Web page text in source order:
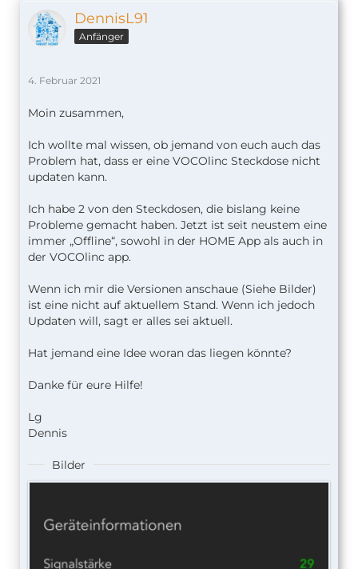
DennisL91
Anfänger
4. Februar 2021
Moin zusammen,
Ich wollte mal wissen, ob jemand von euch auch das
Problem hat, dass er eine VOCOlinc Steckdose nicht
updaten kann.
Ich habe 2 von den Steckdosen, die bislang keine
Probleme gemacht haben. Jetzt ist seit neustem eine
immer „Offline“, sowohl in der HOME App als auch in
der VOCOlinc app.
Wenn ich mir die Versionen anschaue (Siehe Bilder)
ist eine nicht auf aktuellem Stand. Wenn ich jedoch
Updaten will, sagt er alles sei aktuell.
Hat jemand eine Idee woran das liegen könnte?
Danke für eure Hilfe!
Lg
Dennis
Bilder